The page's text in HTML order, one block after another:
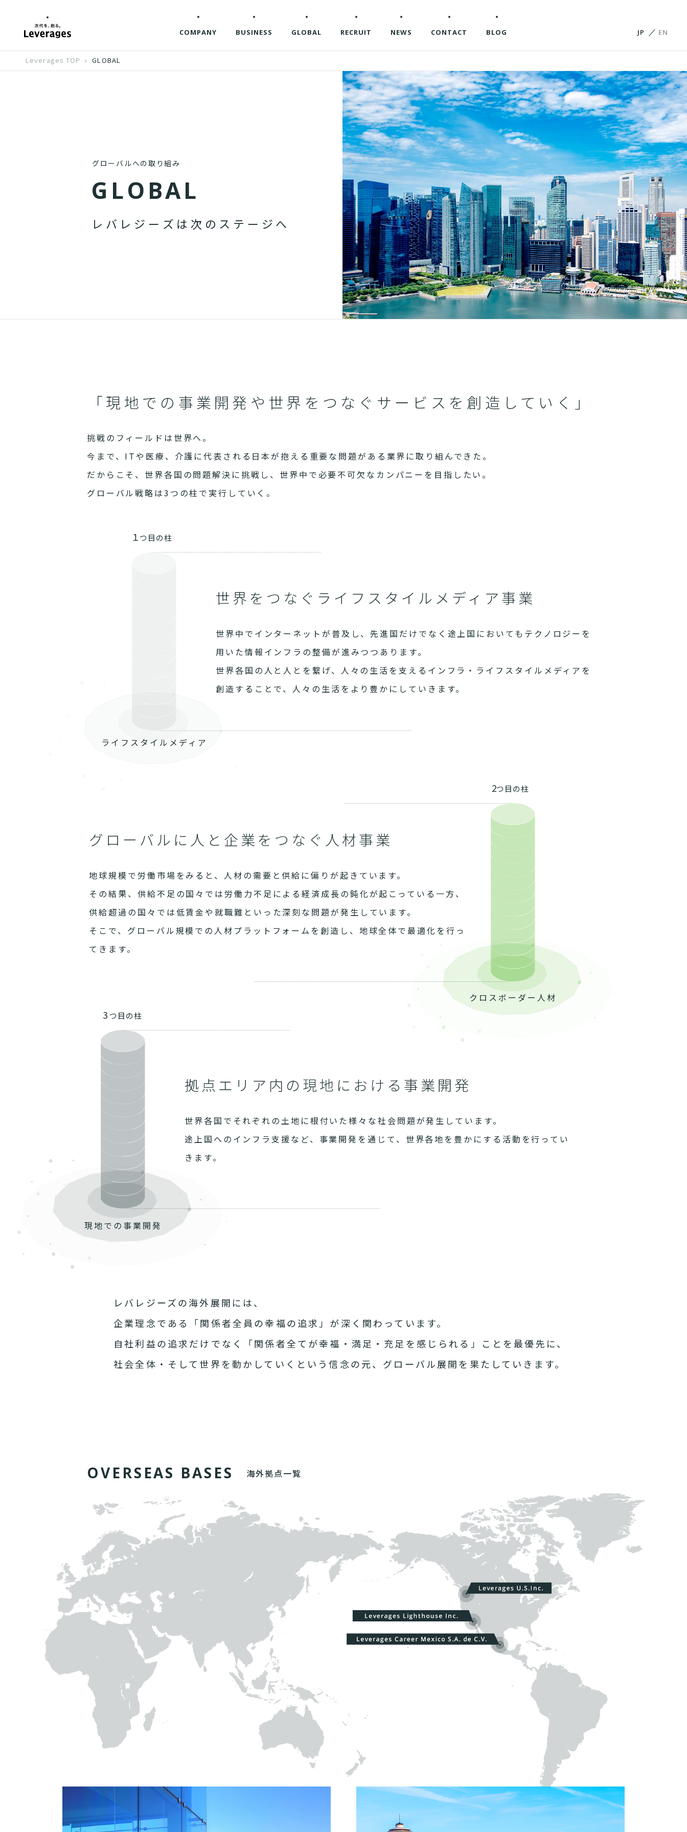
COMPANY BUSINESS GLOBAL RECRUIT NEWS CONTACT BLOG JP EN
Leverages TOP GLOBAL
グローバルへの取り組み
G LO BAL
レ バ レ ジ ー ズ は 次 の ス テ ー ジ へ
「現地での事業開発や世界をつなぐサービスを創造していく」
挑戦のフィールドは世界へ。
今まで、ITや医療、介護に代表される日本が抱える重要な問題がある業界に取り組んできた。
だからこそ、世界各国の問題解決に挑戦し、世界中で必要不可欠なカンパニーを目指したい。
グローバル戦略は3つの柱で実行していく。
１つ目の柱
ライフスタイルメディア
世界をつなぐライフスタイルメディア事業
世界中でインターネットが普及し、先進国だけでなく途上国においてもテクノロジーを
用いた情報インフラの整備が進みつつあります。
世界各国の人と人とを繋げ、人々の生活を支えるインフラ・ライフスタイルメディアを
創造することで、人々の生活をより豊かにしていきます。
グローバルに人と企業をつなぐ人材事業
地球規模で労働市場をみると、人材の需要と供給に偏りが起きています。
その結果、供給不足の国々では労働力不足による経済成長の鈍化が起こっている一方、
供給超過の国々では低賃金や就職難といった深刻な問題が発生しています。
そこで、グローバル規模での人材プラットフォームを創造し、地球全体で最適化を行っ
てきます。
2つ目の柱
クロスボーダー人材
3 つ目の柱
現地での 事業開発
拠点エリア内の現地における事業開発
世界各国でそれぞれの土地に根付いた様々な社会問題が発生しています。
途上国へのインフラ支援など、事業開発を通じて、世界各地を豊かにする活動を行ってい
きます。
レバレジーズの海外展開には、
企業理念である「関係者全員の幸福の追求」が深く関わっています。
自社利益の追求だけでなく「関係者全てが幸福・満足・充足を感じられる」ことを最優先に、
社会全体・そして世界を動かしていくという信念の元、グローバル展開を果たしていきます。
OVE RS EAS BAS ES 海外拠点一覧